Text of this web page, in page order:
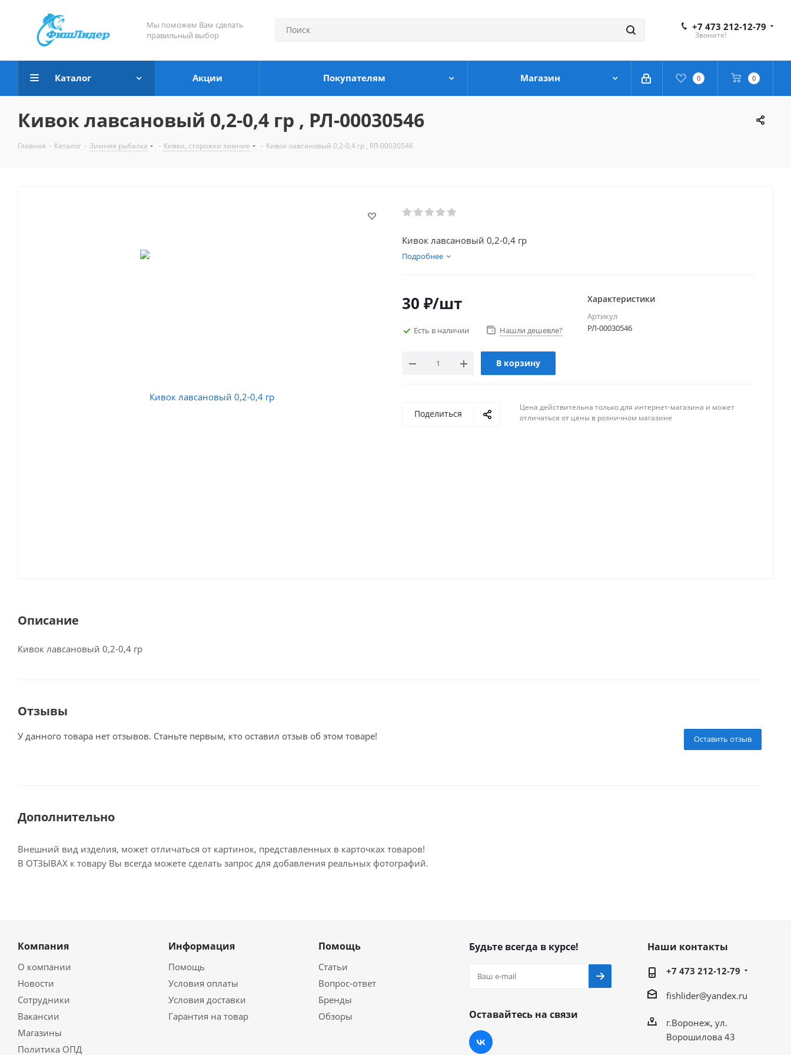
Мы поможем Вам сделать
правильный выбор
+7 473 212-12-79
Звоните!
0 0
Каталог Акции Покупателям Магазин
Кивок лавсановый 0,2-0,4 гр , РЛ-00030546
Главная - Каталог - Зимняя рыбалка - Кивки, сторожки зимние - Кивок лавсановый 0,2-0,4 гр , РЛ-00030546
Кивок лавсановый 0,2-0,4 гр
Подробнее
30 ₽/шт
Есть в наличии Нашли дешевле?
В корзину
Характеристики
Артикул
РЛ-00030546
Поделиться
Цена действительна только для интернет-магазина и может
отличаться от цены в розничном магазине
Описание
Кивок лавсановый 0,2-0,4 гр
Отзывы
Оставить отзыв
У данного товара нет отзывов. Станьте первым, кто оставил отзыв об этом товаре!
Дополнительно
Внешний вид изделия, может отличаться от картинок, представленных в карточках товаров!
В ОТЗЫВАХ к товару Вы всегда можете сделать запрос для добавления реальных фотографий.
Компания
О компании
Новости
Сотрудники
Вакансии
Магазины
Политика ОПД
Информация
Помощь
Условия оплаты
Условия доставки
Гарантия на товар
Помощь
Статьи
Вопрос-ответ
Бренды
Обзоры
Будьте всегда в курсе!
Оставайтесь на связи
Наши контакты
+7 473 212-12-79
fishlider@yandex.ru
г.Воронеж, ул.
Ворошилова 43